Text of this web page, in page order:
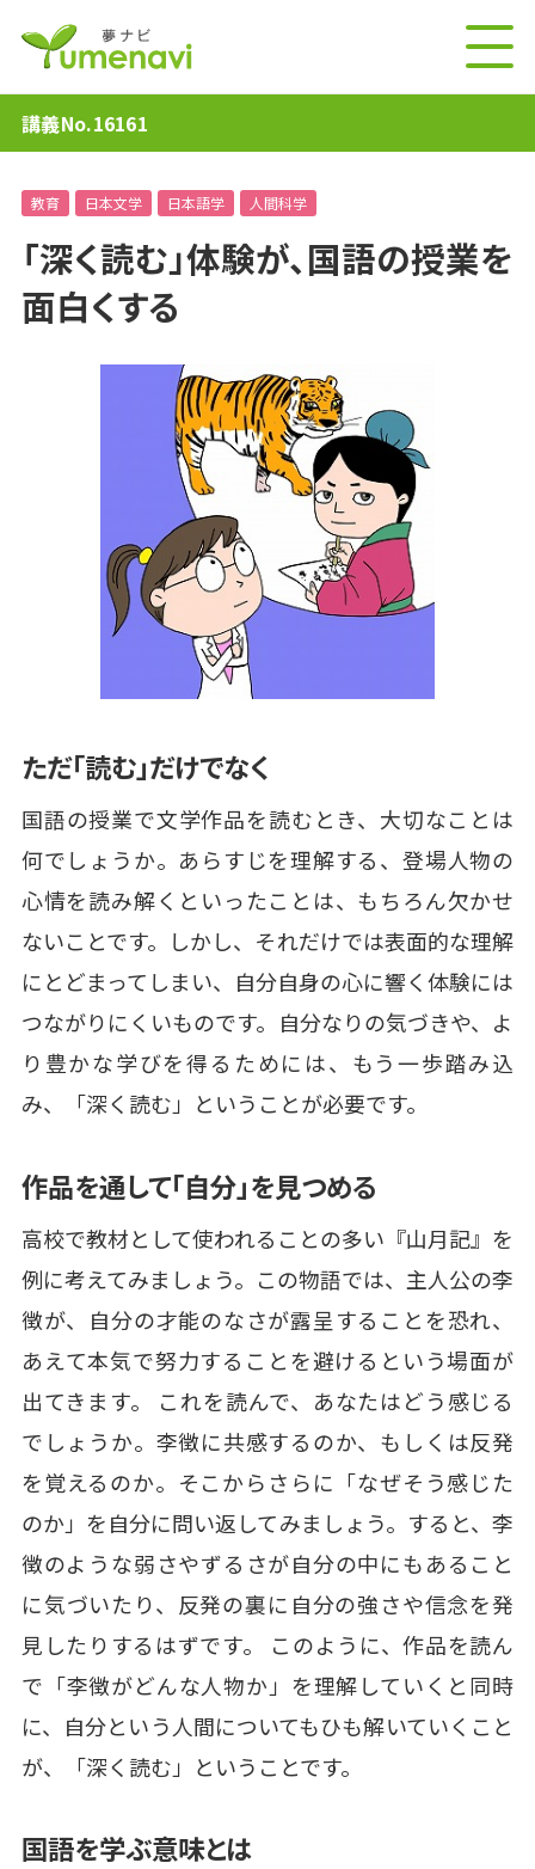
講義No.16161
教育 日本文学 日本語学 人間科学
「深く読む」体験が、国語の授業を
面白くする
ただ「読む」だけでなく
国語の授業で文学作品を読むとき、大切なことは
何でしょうか。あらすじを理解する、登場人物の
心情を読み解くといったことは、もちろん欠かせ
ないことです。しかし、それだけでは表面的な理解
にとどまってしまい、自分自身の心に響く体験には
つながりにくいものです。自分なりの気づきや、よ
り豊かな学びを得るためには、もう一歩踏み込
み、「深く読む」ということが必要です。
作品を通して「自分」を見つめる
高校で教材として使われることの多い『山月記』を
例に考えてみましょう。この物語では、主人公の李
徴が、自分の才能のなさが露呈することを恐れ、
あえて本気で努力することを避けるという場面が
出てきます。 これを読んで、あなたはどう感じる
でしょうか。李徴に共感するのか、もしくは反発
を覚えるのか。そこからさらに「なぜそう感じた
のか」を自分に問い返してみましょう。すると、李
徴のような弱さやずるさが自分の中にもあること
に気づいたり、反発の裏に自分の強さや信念を発
見したりするはずです。 このように、作品を読ん
で「李徴がどんな人物か」を理解していくと同時
に、自分という人間についてもひも解いていくこと
が、「深く読む」ということです。
国語を学ぶ意味とは